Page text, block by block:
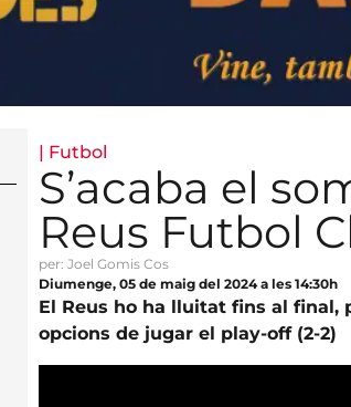
| Futbol
S’acaba el
Reus Futbol
per: Joel Gomis Cos
Diumenge, 05 de maig del 2024 a les 14:30h
El Reus ho ha lluitat fins al final,
opcions de jugar el play-off (2-2)